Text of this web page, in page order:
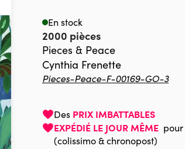
En stock
2000 pièces
Pieces & Peace
Cynthia Frenette
Pieces-Peace-F-00169-GO-3
Des PRIX IMBATTABLES
EXPÉDIÉ LE JOUR MÊME
(colissimo & chronopost)